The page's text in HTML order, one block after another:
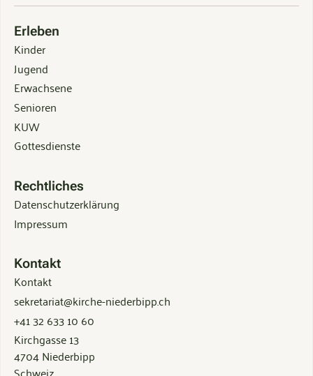
Erleben
Kinder
Jugend
Erwachsene
Senioren
KUW
Gottesdienste
Rechtliches
Datenschutzerklärung
Impressum
Kontakt
Kontakt
sekretariat@kirche-niederbipp.ch
+41 32 633 10 60
Kirchgasse 13
4704 Niederbipp